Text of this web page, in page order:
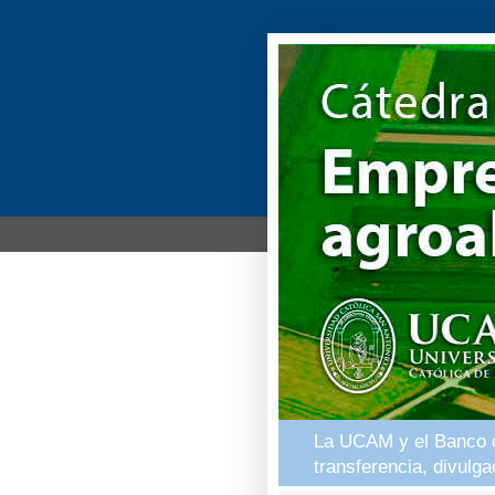
La UCAM y el
transferencia,